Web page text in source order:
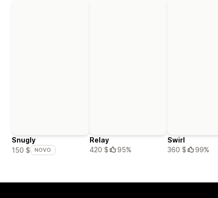
Snugly
150 $
NOVO
Relay
420 $
95%
Swirl
360 $
99%